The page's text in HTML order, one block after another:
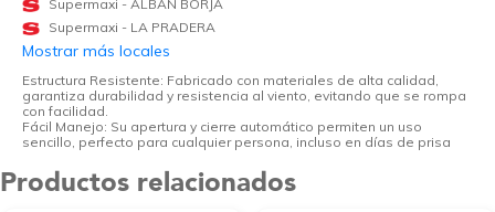
Supermaxi - ALBAN BORJA
Supermaxi - LA PRADERA
Mostrar más locales
Estructura Resistente: Fabricado con materiales de alta calidad,
garantiza durabilidad y resistencia al viento, evitando que se rompa
con facilidad.
Fácil Manejo: Su apertura y cierre automático permiten un uso
sencillo, perfecto para cualquier persona, incluso en días de prisa
Productos relacionados